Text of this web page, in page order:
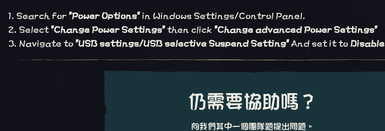
Search for "Power Options" in Windows Settings/Control Panel.
Select "Change Power Settings"then click "Change advanced Power Settings"
Navigate to "USB settings/USB selective Suspend Setting"And set it to
仍需要協助嗎？
向我們其中一個團隊題提出問題。